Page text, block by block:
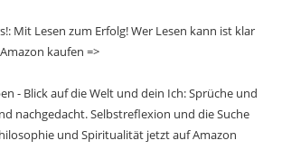
Mit Lesen zum Erfolg! Wer Lesen kann ist klar
kaufen =>
- Blick auf die Welt und dein Ich: Sprüche und
nachgedacht. Selbstreflexion und die Suche
und Spiritualität jetzt auf Amazon